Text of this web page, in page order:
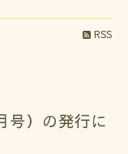
RSS
号）の発行に